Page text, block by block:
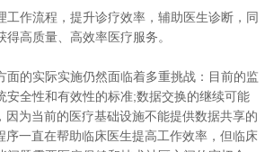
工作流程，提升诊疗效率，辅助医生诊断，同
高质量、高效率医疗服务。
面的实际实施仍然面临着多重挑战：目前的监
安全性和有效性的标准;数据交换的继续可能
因为当前的医疗基础设施不能提供数据共享的
序一直在帮助临床医生提高工作效率，但临床